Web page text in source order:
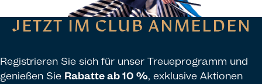
JETZT IM CLUB ANMELDEN
Registrieren Sie sich für unser Treueprogramm und
genießen Sie Rabatte ab 10 %, exklusive Aktionen